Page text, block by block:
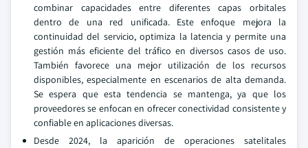
combinar capacidades entre diferentes capas orbitales
dentro de una red unificada. Este enfoque mejora la
continuidad del servicio, optimiza la latencia y permite una
gestión más eficiente del tráfico en diversos casos de uso.
También favorece una mejor utilización de los recursos
disponibles, especialmente en escenarios de alta demanda.
Se espera que esta tendencia se mantenga, ya que los
proveedores se enfocan en ofrecer conectividad consistente y
confiable en aplicaciones diversas.
Desde 2024, la aparición de operaciones satelitales